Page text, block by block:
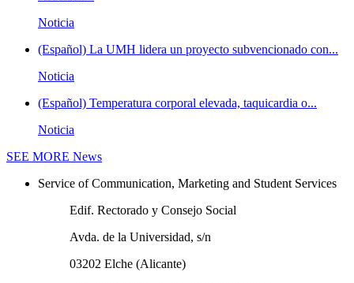
Noticia
(Español) La UMH lidera un proyecto subvencionado con...
Noticia
(Español) Temperatura corporal elevada, taquicardia o...
Noticia
SEE MORE News
Service of Communication, Marketing and Student Services
Edif. Rectorado y Consejo Social
Avda. de la Universidad, s/n
03202 Elche (Alicante)